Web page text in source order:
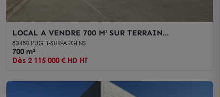
LOCAL A VENDRE 700 M² SUR TERRAIN
INDEPENDANT 2600 M² – PUGET-SUR-ARGENS
83480 PUGET-SUR-ARGENS
700 m²
Dès 2 115 000 € HD HT